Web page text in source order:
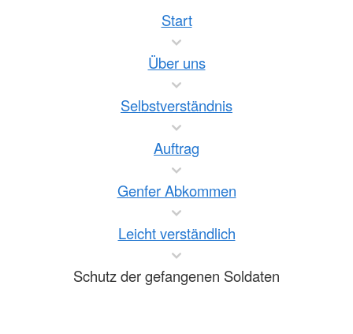
Start
Über uns
Selbstverständnis
Auftrag
Genfer Abkommen
Leicht verständlich
Schutz der gefangenen Soldaten